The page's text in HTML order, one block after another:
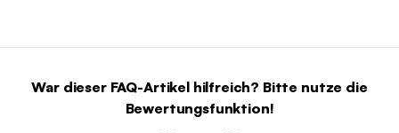
War dieser FAQ-Artikel hilfreich? Bitte nutze die
Bewertungsfunktion!